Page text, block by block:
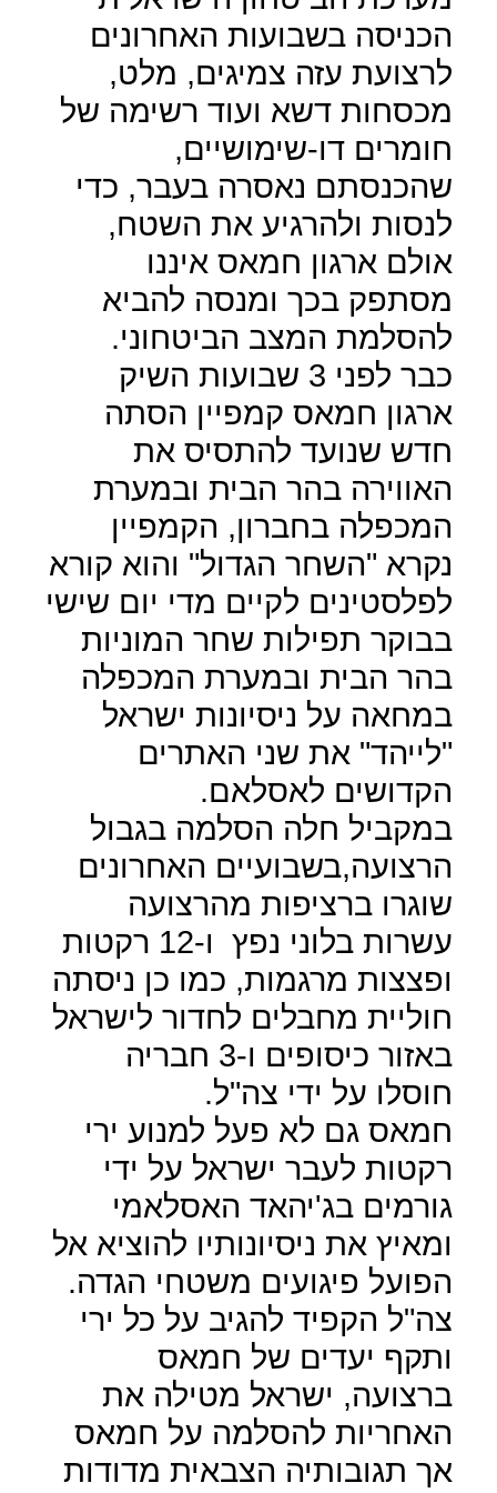
הכניסה בשבועות האחרונים
לרצועת עזה צמיגים, מלט,
מכסחות דשא ועוד רשימה של
חומרים דו-שימושיים,
שהכנסתם נאסרה בעבר, כדי
לנסות ולהרגיע את השטח,
אולם ארגון חמאס איננו
מסתפק בכך ומנסה להביא
להסלמת המצב הביטחוני.
כבר לפני 3 שבועות השיק
ארגון חמאס קמפיין הסתה
חדש שנועד להתסיס את
האווירה בהר הבית ובמערת
המכפלה בחברון, הקמפיין
נקרא "השחר הגדול" והוא קורא
לפלסטינים לקיים מדי יום שישי
בבוקר תפילות שחר המוניות
בהר הבית ובמערת המכפלה
במחאה על ניסיונות ישראל
"לייהד" את שני האתרים
הקדושים לאסלאם.
במקביל חלה הסלמה בגבול
הרצועה,בשבועיים האחרונים
שוגרו ברציפות מהרצועה
עשרות בלוני נפץ
ו-12 רקטות
ופצצות מרגמות, כמו כן ניסתה
חוליית מחבלים לחדור לישראל
באזור כיסופים ו-3 חבריה
חוסלו על ידי צה"ל.
חמאס גם לא פעל למנוע ירי
רקטות לעבר ישראל על ידי
גורמים בג'יהאד האסלאמי
ומאיץ את ניסיונותיו להוציא אל
הפועל פיגועים משטחי הגדה.
צה"ל הקפיד להגיב על כל ירי
ותקף יעדים של חמאס
ברצועה, ישראל מטילה את
האחריות להסלמה על חמאס
אך תגובותיה הצבאית מדודות